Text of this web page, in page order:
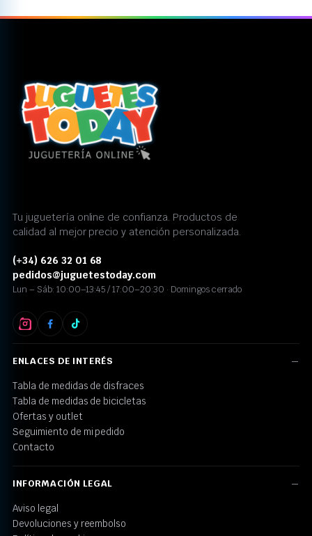
Tu juguetería online de confianza. Productos de
calidad al mejor precio y atención personalizada.
(+34) 626 32 01 68
pedidos@juguetestoday.com
Lun – Sáb: 10:00–13:45 / 17:00–20:30 · Domingos cerrado
ENLACES DE INTERÉS
Tabla de medidas de disfraces
Tabla de medidas de bicicletas
Ofertas y outlet
Seguimiento de mi pedido
Contacto
INFORMACIÓN LEGAL
Aviso legal
Devoluciones y reembolso